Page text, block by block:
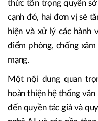
thức tôn trọng quyền
cạnh đó, hai đơn vị sẽ
hiện và xử lý các hành
điểm phòng, chống
mạng.
Một nội dung quan
hoàn thiện hệ thống
đến quyền tác giả và